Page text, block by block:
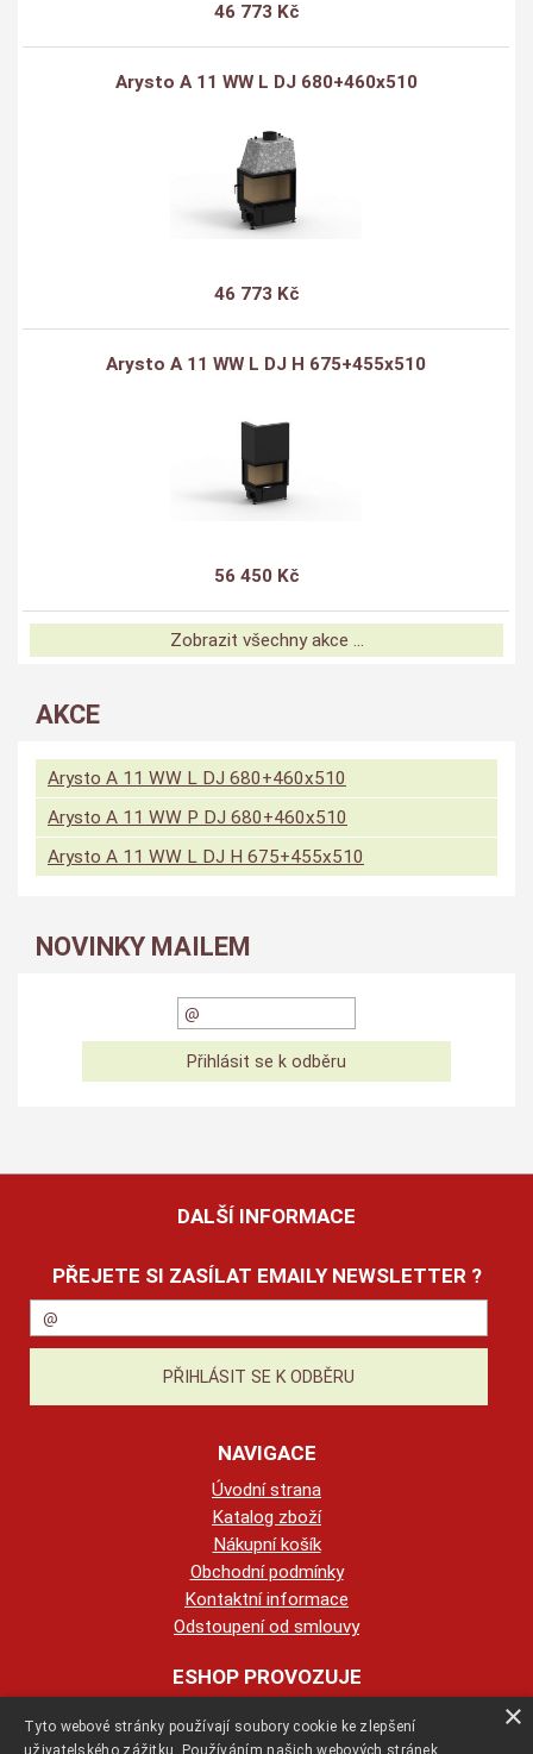
46 773 Kč
Arysto A 11 WW L DJ 680+460x510
46 773 Kč
Arysto A 11 WW L DJ H 675+455x510
56 450 Kč
Zobrazit všechny akce ...
AKCE
Arysto A 11 WW L DJ 680+460x510
Arysto A 11 WW P DJ 680+460x510
Arysto A 11 WW L DJ H 675+455x510
NOVINKY MAILEM
DALŠÍ INFORMACE
PŘEJETE SI ZASÍLAT EMAILY NEWSLETTER ?
NAVIGACE
Úvodní strana
Katalog zboží
Nákupní košík
Obchodní podmínky
Kontaktní informace
Odstoupení od smlouvy
ESHOP PROVOZUJE
123KRBY s.r.o.
×
Tyto webové stránky používají soubory cookie ke zlepšení
uživatelského zážitku. Používáním našich webových stránek